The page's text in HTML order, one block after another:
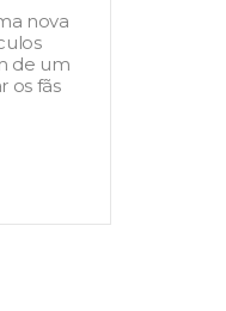
nova
de um
os fãs